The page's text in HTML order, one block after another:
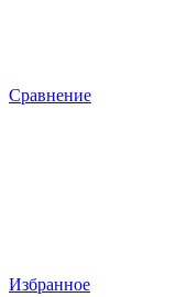
Сравнение
Избранное